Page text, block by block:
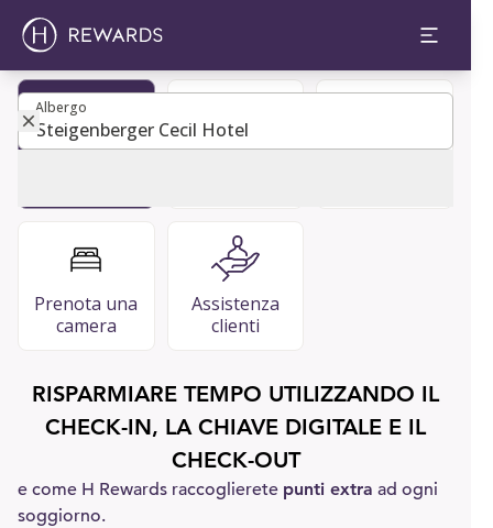
Albergo
Albergo
Prenota una
camera
Assistenza
clienti
RISPARMIARE TEMPO UTILIZZANDO IL
CHECK-IN, LA CHIAVE DIGITALE E IL
CHECK-OUT
e come H Rewards raccoglierete punti extra ad ogni
soggiorno.